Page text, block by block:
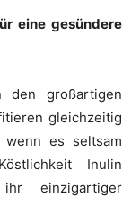
eine gesündere
großartigen
gleichzeitig
es seltsam
Inulin
einzigartiger